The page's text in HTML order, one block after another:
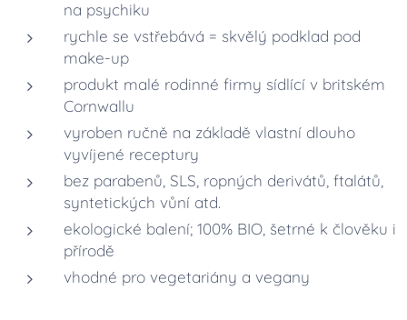
na psychiku
rychle se vstřebává = skvělý podklad pod
make-up
produkt malé rodinné firmy sídlící v britském
Cornwallu
vyroben ručně na základě vlastní dlouho
vyvíjené receptury
bez parabenů, SLS, ropných derivátů, ftalátů,
syntetických vůní atd.
ekologické balení; 100% BIO, šetrné k člověku i
přírodě
vhodné pro vegetariány a vegany